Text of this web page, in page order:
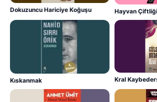
Dokuzuncu Hariciye Koğuşu Hayvan Çiftliği
Kıskanmak Kral